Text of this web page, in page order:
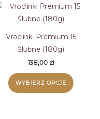
Vroclinki Premium 15
Ślubne (180g)
138,00 zł
WYBIERZ OPCJE